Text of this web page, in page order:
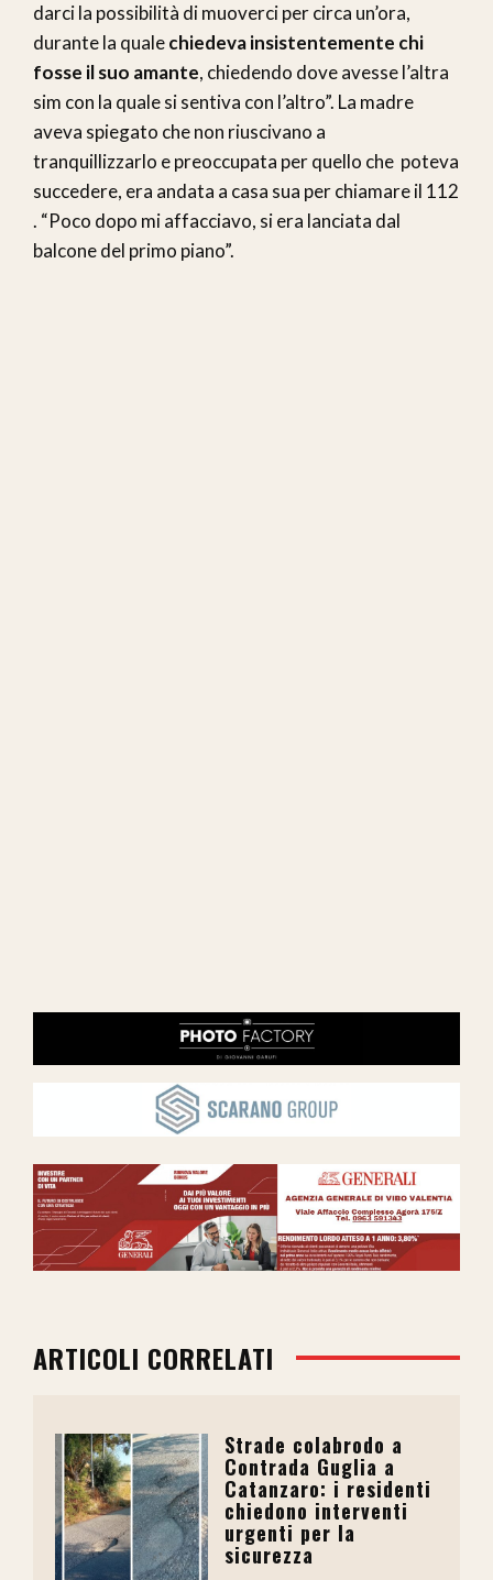
darci la possibilità di muoverci per circa un’ora,
durante la qualechiedeva insistentemente chi
fosse il suo amante, chiedendo dove avesse l’altra
sim con la quale si sentiva con l’altro”. La madre
aveva spiegato che non riuscivano a
tranquillizzarlo e preoccupata per quello che poteva
succedere, era andata a casa sua per chiamare il 112
. “Poco dopo mi affacciavo, si era lanciata dal
balcone del primo piano”.
ARTICOLI CORRELATI
Strade colabrodo a
Contrada Guglia a
Catanzaro: i residenti
chiedono interventi
urgenti per la
sicurezza